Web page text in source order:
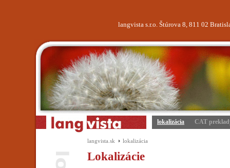
langvista s.r.o. Štúrova 8, 811 02
lokalizácia CAT
langvista.sk lokalizácia
Lokalizácie